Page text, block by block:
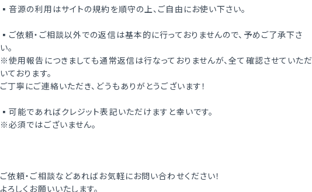
▪️音源の利用はサイトの規約を順守の上、ご自由にお使い下さい。
▪️ご依頼・ご相談以外での返信は基本的に行っておりませんので、予めご了承下さ
い。
※使用報告につきましても通常返信は行なっておりませんが、全て確認させていただ
いております。
ご丁寧にご連絡いただき、どうもありがとうございます！
▪️可能であればクレジット表記いただけますと幸いです。
※必須ではございません。
ご依頼・ご相談などあればお気軽にお問い合わせください！
よろしくお願いいたします。